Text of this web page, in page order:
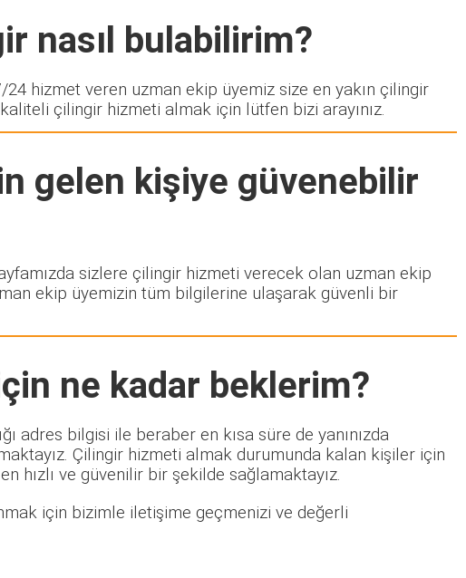
nasıl bulabilirim?
hizmet veren uzman ekip üyemiz size en yakın çilingir
çilingir hizmeti almak için lütfen bizi arayınız.
gelen kişiye güvenebilir
sizlere çilingir hizmeti verecek olan uzman ekip
ekip üyemizin tüm bilgilerine ulaşarak güvenli bir
ne kadar beklerim?
adres bilgisi ile beraber en kısa süre de yanınızda
Çilingir hizmeti almak durumunda kalan kişiler için
hızlı ve güvenilir bir şekilde sağlamaktayız.
için bizimle iletişime geçmenizi ve değerli